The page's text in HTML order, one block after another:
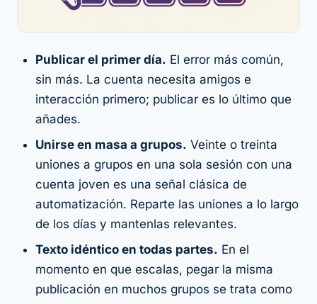
Publicar el primer día. El error más común,
sin más. La cuenta necesita amigos e
interacción primero; publicar es lo último que
añades.
Unirse en masa a grupos. Veinte o treinta
uniones a grupos en una sola sesión con una
cuenta joven es una señal clásica de
automatización. Reparte las uniones a lo largo
de los días y mantenlas relevantes.
Texto idéntico en todas partes. En el
momento en que escalas, pegar la misma
publicación en muchos grupos se trata como